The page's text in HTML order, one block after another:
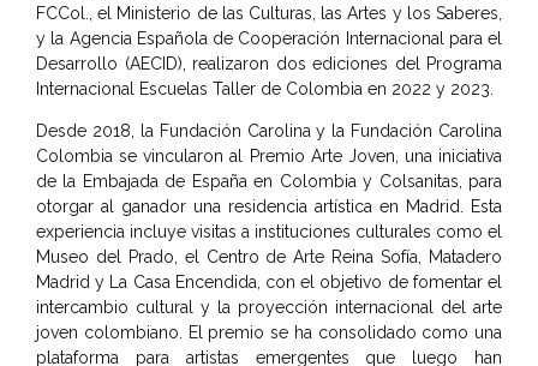
FCCol., el Ministerio de las Culturas, las Artes y los Saberes,
y la Agencia Española de Cooperación Internacional para el
Desarrollo (AECID), realizaron dos ediciones del Programa
Internacional Escuelas Taller de Colombia en 2022 y 2023.
Desde 2018, la Fundación Carolina y la Fundación Carolina
Colombia se vincularon al Premio Arte Joven, una iniciativa
de la Embajada de España en Colombia y Colsanitas, para
otorgar al ganador una residencia artística en Madrid. Esta
experiencia incluye visitas a instituciones culturales como el
Museo del Prado, el Centro de Arte Reina Sofía, Matadero
Madrid y La Casa Encendida, con el objetivo de fomentar el
intercambio cultural y la proyección internacional del arte
joven colombiano. El premio se ha consolidado como una
plataforma para artistas emergentes que luego han